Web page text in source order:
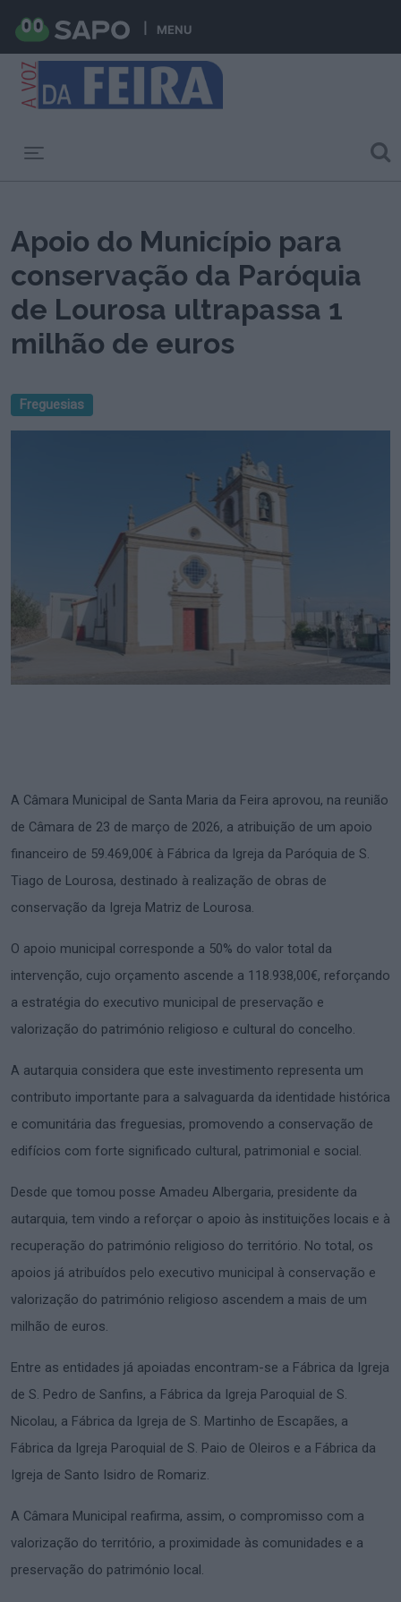
MENU
Apoio do Município para
conservação da Paróquia
de Lourosa ultrapassa 1
milhão de euros
Freguesias
A Câmara Municipal de Santa Maria da Feira aprovou, na reunião
de Câmara de 23 de março de 2026, a atribuição de um apoio
financeiro de 59.469,00€ à Fábrica da Igreja da Paróquia de S.
Tiago de Lourosa, destinado à realização de obras de
conservação da Igreja Matriz de Lourosa.
O apoio municipal corresponde a 50% do valor total da
intervenção, cujo orçamento ascende a 118.938,00€, reforçando
a estratégia do executivo municipal de preservação e
valorização do património religioso e cultural do concelho.
A autarquia considera que este investimento representa um
contributo importante para a salvaguarda da identidade histórica
e comunitária das freguesias, promovendo a conservação de
edifícios com forte significado cultural, patrimonial e social.
Desde que tomou posse Amadeu Albergaria, presidente da
autarquia, tem vindo a reforçar o apoio às instituições locais e à
recuperação do património religioso do território. No total, os
apoios já atribuídos pelo executivo municipal à conservação e
valorização do património religioso ascendem a mais de um
milhão de euros.
Entre as entidades já apoiadas encontram-se a Fábrica da Igreja
de S. Pedro de Sanfins, a Fábrica da Igreja Paroquial de S.
Nicolau, a Fábrica da Igreja de S. Martinho de Escapães, a
Fábrica da Igreja Paroquial de S. Paio de Oleiros e a Fábrica da
Igreja de Santo Isidro de Romariz.
A Câmara Municipal reafirma, assim, o compromisso com a
valorização do território, a proximidade às comunidades e a
preservação do património local.